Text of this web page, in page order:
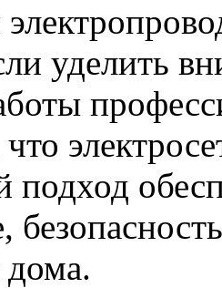
уделить
подход
дома.